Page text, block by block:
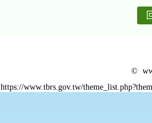
©
https://www.tbrs.gov.tw/